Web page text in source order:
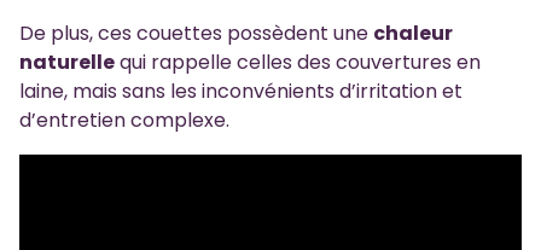
De plus, ces couettes possèdent une chaleur
naturellequi rappelle celles des couvertures en
laine, mais sans les inconvénients d’irritation et
d’entretien complexe.